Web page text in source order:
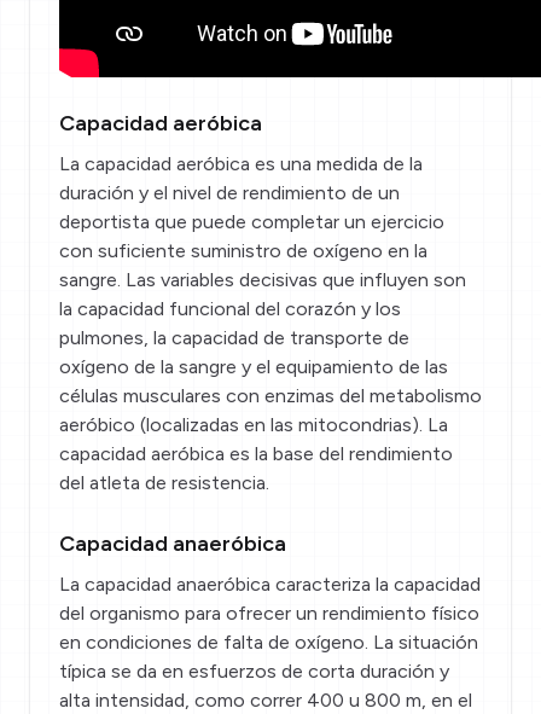
Capacidad aeróbica
La capacidad aeróbica es una medida de la
duración y el nivel de rendimiento de un
deportista que puede completar un ejercicio
con suficiente suministro de oxígeno en la
sangre. Las variables decisivas que influyen son
la capacidad funcional del corazón y los
pulmones, la capacidad de transporte de
oxígeno de la sangre y el equipamiento de las
células musculares con enzimas del metabolismo
aeróbico (localizadas en las mitocondrias). La
capacidad aeróbica es la base del rendimiento
del atleta de resistencia.
Capacidad anaeróbica
La capacidad anaeróbica caracteriza la capacidad
del organismo para ofrecer un rendimiento físico
en condiciones de falta de oxígeno. La situación
típica se da en esfuerzos de corta duración y
alta intensidad, como correr 400 u 800 m, en el